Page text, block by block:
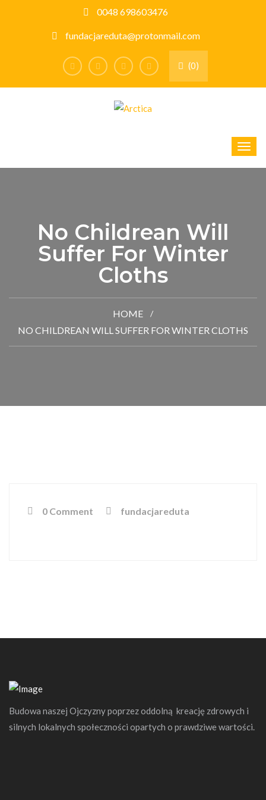
0048 698603476
fundacjareduta@protonmail.com
(0)
No Childrean Will
Suffer For Winter
Cloths
HOME
NO CHILDREAN WILL SUFFER FOR WINTER CLOTHS
0 Comment fundacjareduta
Budowa naszej Ojczyzny poprzez oddolną kreację zdrowych i
silnych lokalnych społeczności opartych o prawdziwe wartości.